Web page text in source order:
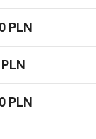
PLN
PLN